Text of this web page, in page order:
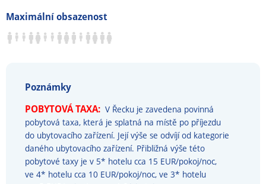
Maximální obsazenost
Poznámky
POBYTOVÁ TAXA: V Řecku je zavedena povinná
pobytová taxa, která je splatná na místě po příjezdu
do ubytovacího zařízení. Její výše se odvíjí od kategorie
daného ubytovacího zařízení. Přibližná výše této
pobytové taxy je v 5* hotelu cca 15 EUR/pokoj/noc,
ve 4* hotelu cca 10 EUR/pokoj/noc, ve 3* hotelu